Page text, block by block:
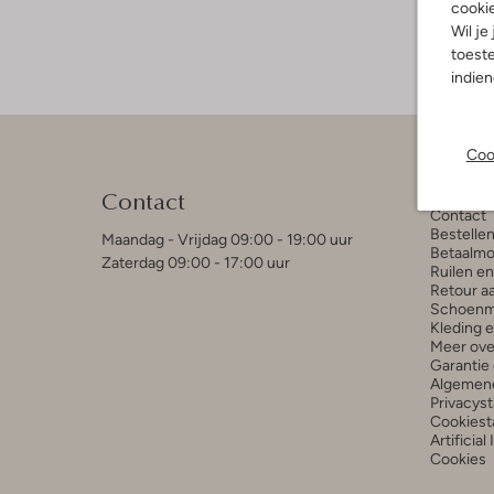
Wil je
Contact
Maandag - Vrijdag 09:00 - 19:00 uur
Zaterdag 09:00 - 17:00 uur
Contact
Ruilen
Retour
Kleding
Meer
Garantie
Artificial
Cookies